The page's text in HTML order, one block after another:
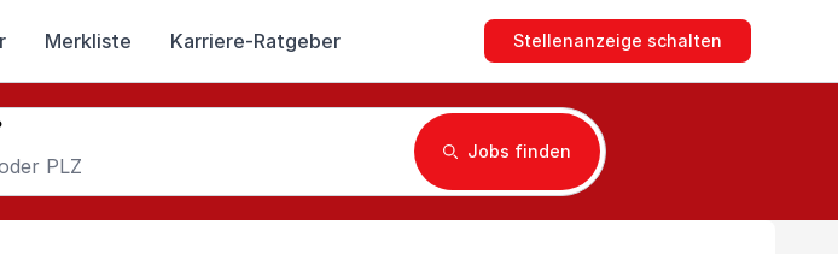
Stellenanzeige schalten
Merkliste Karriere-Ratgeber
Jobs finden